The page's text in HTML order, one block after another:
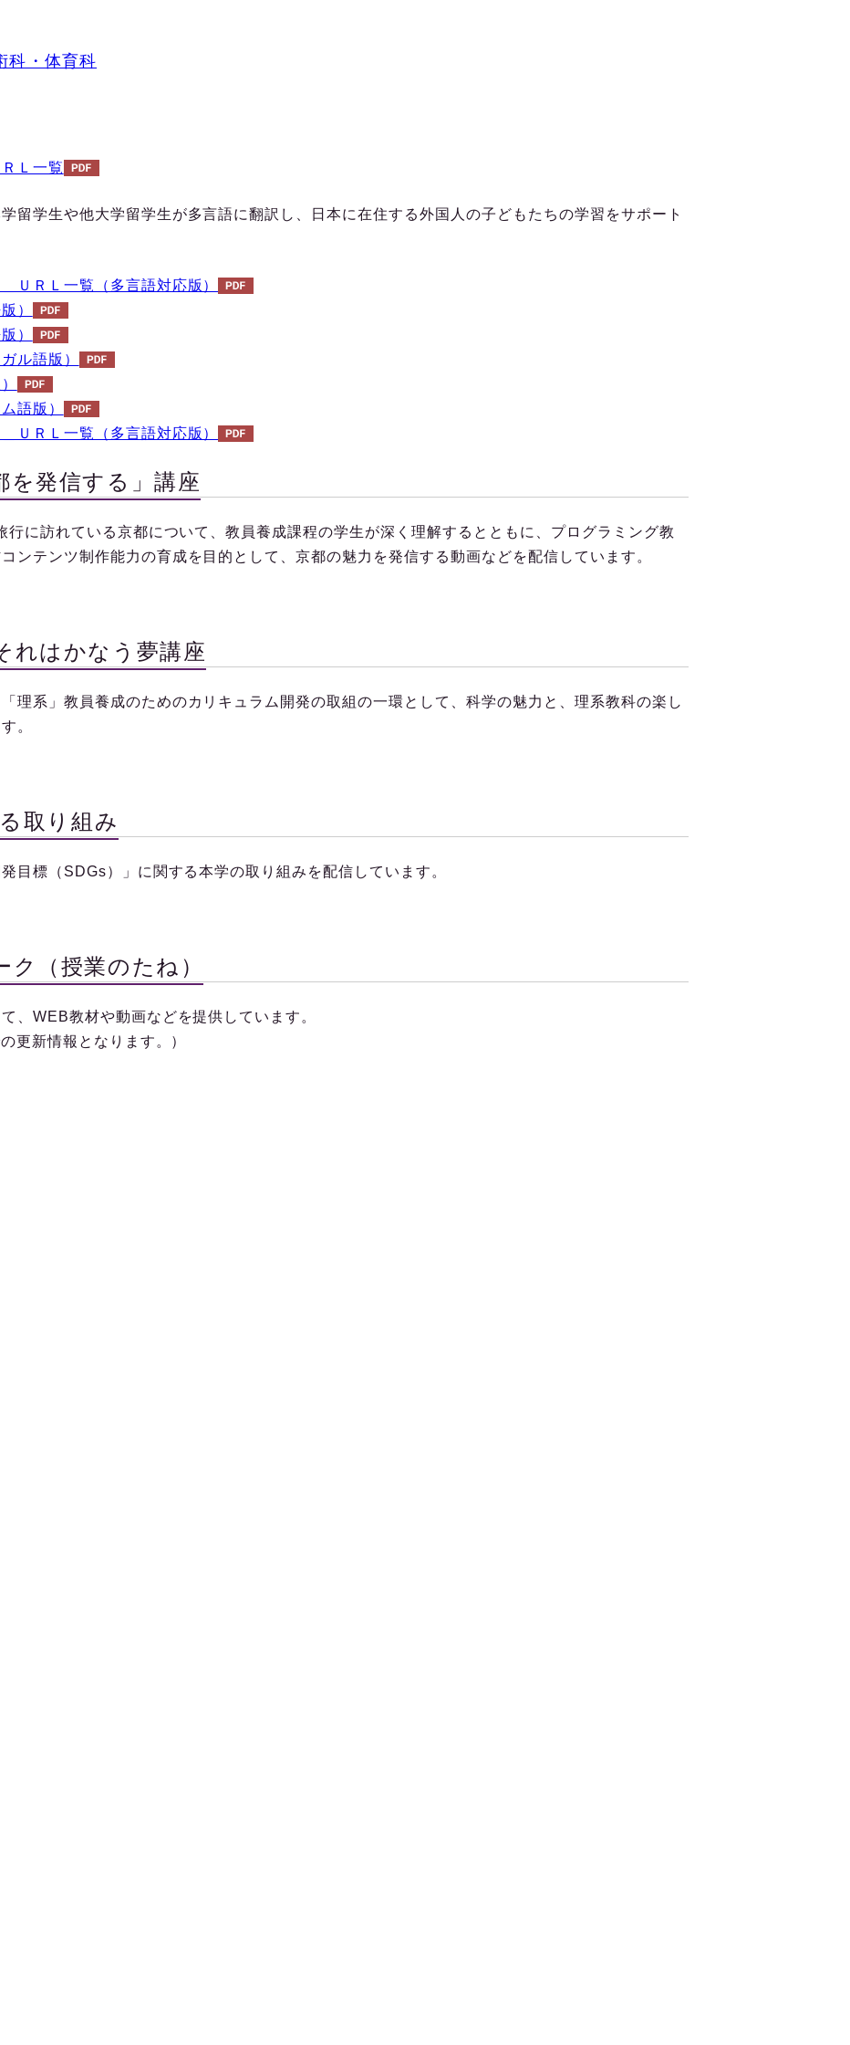
科・体育科
Ｌ一覧
留学生や他大学留学生が多言語に翻訳し、日本に在住する外国人の子どもたちの学習をサポート
ＵＲＬ一覧（多言語対応版）
）
）
ル語版）
語版）
ＵＲＬ一覧（多言語対応版）
を発信する」講座
行に訪れている京都について、教員養成課程の学生が深く理解するとともに、プログラミング教
ンテンツ制作能力の育成を目的として、京都の魅力を発信する動画などを配信しています。
れはかなう夢講座
理系」教員養成のためのカリキュラム開発の取組の一環として、科学の魅力と、理系教科の楽し
。
取り組み
目標（ SDGs）」に関する本学の取り組みを配信しています。
（授業のたね）
、 WEB教材や動画などを提供しています。
更新情報となります。）